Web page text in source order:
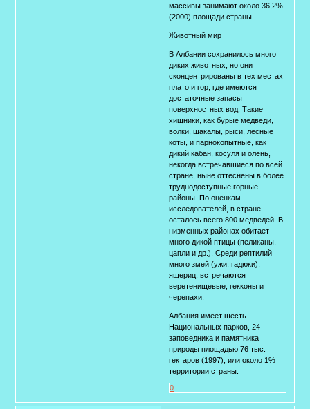
массивы занимают около 36,2%
(2000) площади страны.
Животный мир
В Албании сохранилось много
диких животных, но они
сконцентрированы в тех местах
плато и гор, где имеются
достаточные запасы
поверхностных вод. Такие
хищники, как бурые медведи,
волки, шакалы, рыси, лесные
коты, и парнокопытные, как
дикий кабан, косуля и олень,
некогда встречавшиеся по всей
стране, ныне оттеснены в более
труднодоступные горные
районы. По оценкам
исследователей, в стране
осталось всего 800 медведей. В
низменных районах обитает
много дикой птицы (пеликаны,
цапли и др.). Среди рептилий
много змей (ужи, гадюки),
ящериц, встречаются
веретенищевые, гекконы и
черепахи.
Албания имеет шесть
Национальных парков, 24
заповедника и памятника
природы площадью 76 тыс.
гектаров (1997), или около 1%
территории страны.
0